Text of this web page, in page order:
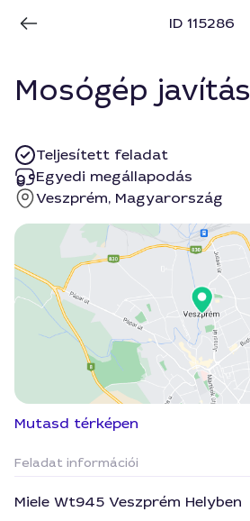
ID 115286
Mosógép javítás
Teljesített feladat
Egyedi megállapodás
Veszprém, Magyarország
Mutasd térképen
Feladat információi
Miele Wt945 Veszprém Helyben